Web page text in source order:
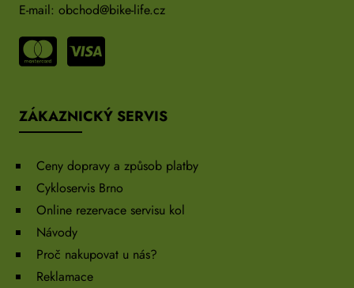
E-mail: obchod@bike-life.cz
ZÁKAZNICKÝ SERVIS
Ceny dopravy a způsob platby
Cykloservis Brno
Online rezervace servisu kol
Návody
Proč nakupovat u nás?
Reklamace